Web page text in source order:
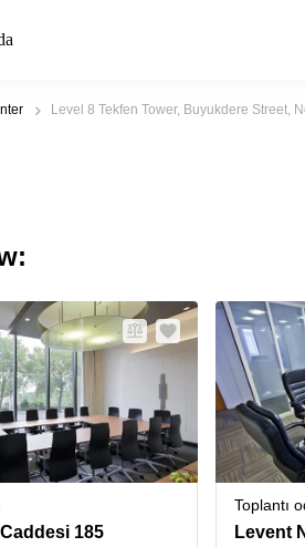
Level 8 Tekfen Tower, Buyukdere Street,
185
Toplantı